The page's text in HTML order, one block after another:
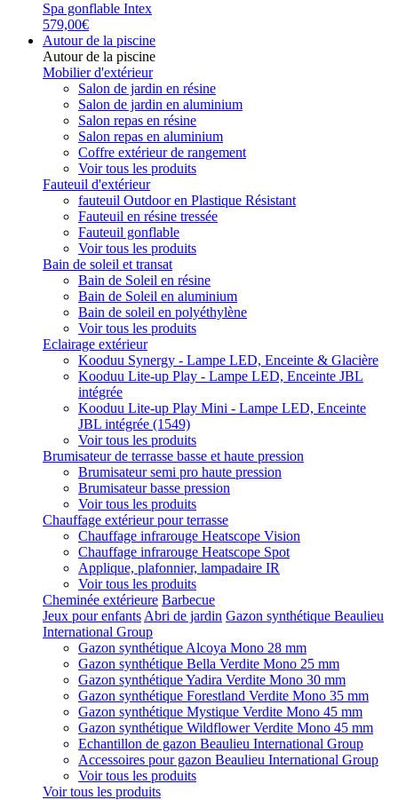
Spa gonflable Intex
579,00€
Autour de la piscine
Autour de la piscine
Mobilier d'extérieur
Salon de jardin en résine
Salon de jardin en aluminium
Salon repas en résine
Salon repas en aluminium
Coffre extérieur de rangement
Voir tous les produits
Fauteuil d'extérieur
fauteuil Outdoor en Plastique Résistant
Fauteuil en résine tressée
Fauteuil gonflable
Voir tous les produits
Bain de soleil et transat
Bain de Soleil en résine
Bain de Soleil en aluminium
Bain de soleil en polyéthylène
Voir tous les produits
Eclairage extérieur
Kooduu Synergy - Lampe LED, Enceinte & Glacière
Kooduu Lite-up Play - Lampe LED, Enceinte JBL
intégrée
Kooduu Lite-up Play Mini - Lampe LED, Enceinte
JBL intégrée (1549)
Voir tous les produits
Brumisateur de terrasse basse et haute pression
Brumisateur semi pro haute pression
Brumisateur basse pression
Voir tous les produits
Chauffage extérieur pour terrasse
Chauffage infrarouge Heatscope Vision
Chauffage infrarouge Heatscope Spot
Applique, plafonnier, lampadaire IR
Voir tous les produits
Cheminée extérieure Barbecue
Jeux pour enfants Abri de jardin Gazon synthétique Beaulieu
International Group
Gazon synthétique Alcoya Mono 28 mm
Gazon synthétique Bella Verdite Mono 25 mm
Gazon synthétique Yadira Verdite Mono 30 mm
Gazon synthétique Forestland Verdite Mono 35 mm
Gazon synthétique Mystique Verdite Mono 45 mm
Gazon synthétique Wildflower Verdite Mono 45 mm
Echantillon de gazon Beaulieu International Group
Accessoires pour gazon Beaulieu International Group
Voir tous les produits
Voir tous les produits